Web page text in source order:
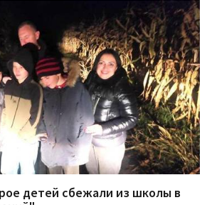
детей сбежали из школы в